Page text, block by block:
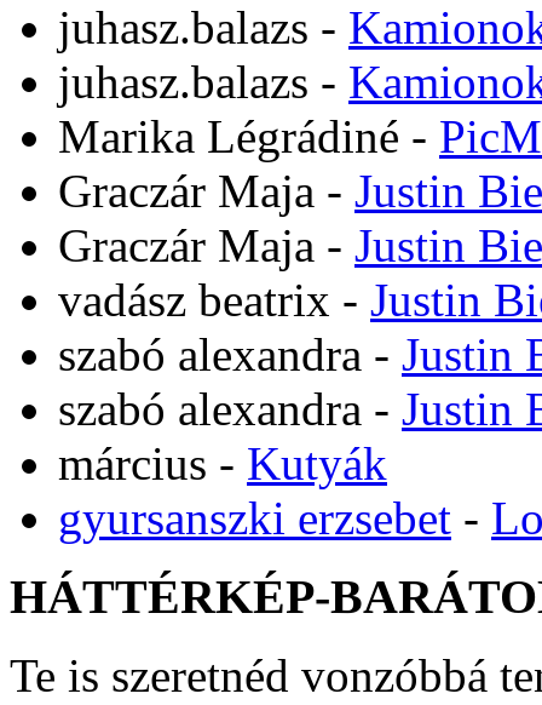
juhasz.balazs -
juhasz.balazs -
Marika Légrádiné -
Graczár Maja - Justin
Graczár Maja - Justin
vadász beatrix - Justin
szabó alexandra - Justin
szabó alexandra - Justin
március - Kutyák
gyursanszki erzsebet -
HÁTTÉRKÉP-
Te is szeretnéd vonzóbbá